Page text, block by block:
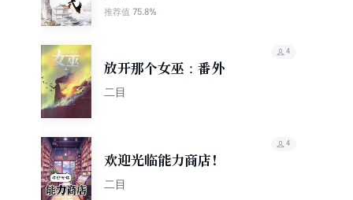
推荐值 75.8%
放开那个女巫：番外
二目
4
欢迎光临能力商店！
二目
4